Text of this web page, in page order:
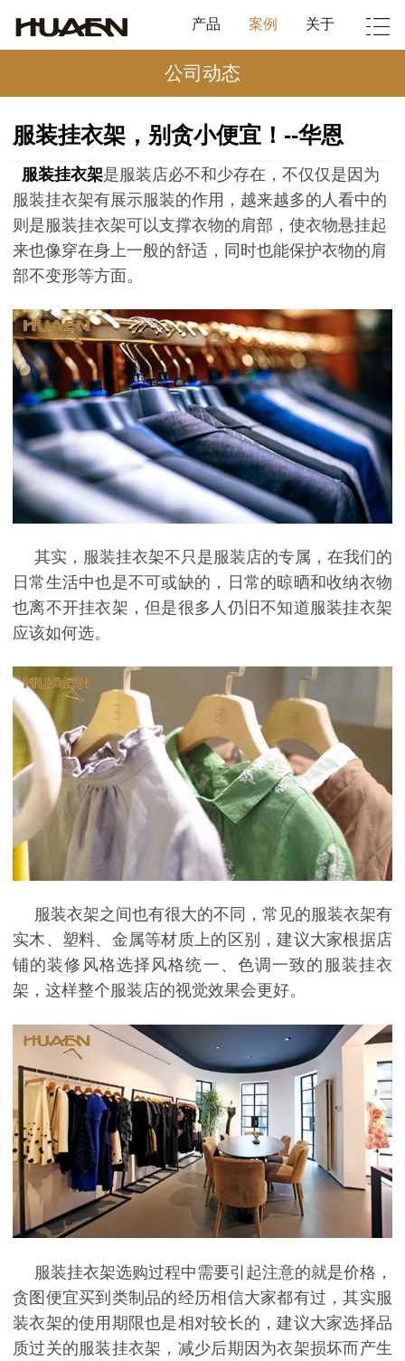
产品 案例 关于
公司动态
服装挂衣架，别贪小便宜！--华恩
服装挂衣架是服装店必不和少存在，不仅仅是因为
服装挂衣架有展示服装的作用，越来越多的人看中的
则是服装挂衣架可以支撑衣物的肩部，使衣物悬挂起
来也像穿在身上一般的舒适，同时也能保护衣物的肩
部不变形等方面。
其实，服装挂衣架不只是服装店的专属，在我们的
日常生活中也是不可或缺的，日常的晾晒和收纳衣物
也离不开挂衣架，但是很多人仍旧不知道服装挂衣架
应该如何选。
服装衣架之间也有很大的不同，常见的服装衣架有
实木、塑料、金属等材质上的区别，建议大家根据店
铺的装修风格选择风格统一、色调一致的服装挂衣
架，这样整个服装店的视觉效果会更好。
服装挂衣架选购过程中需要引起注意的就是价格，
贪图便宜买到类制品的经历相信大家都有过，其实服
装衣架的使用期限也是相对较长的，建议大家选择品
质过关的服装挂衣架，减少后期因为衣架损坏而产生